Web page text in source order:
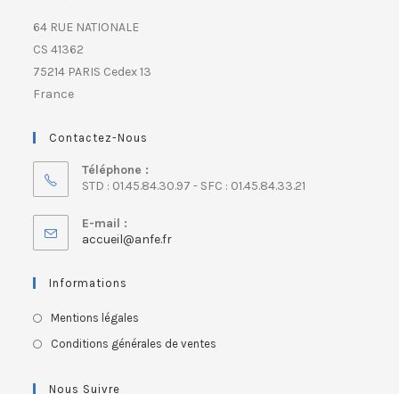
64 RUE NATIONALE
CS 41362
75214 PARIS Cedex 13
France
Contactez-Nous
Téléphone :
STD : 01.45.84.30.97 - SFC : 01.45.84.33.21
E-mail :
accueil@anfe.fr
Informations
Mentions légales
Conditions générales de ventes
Nous Suivre